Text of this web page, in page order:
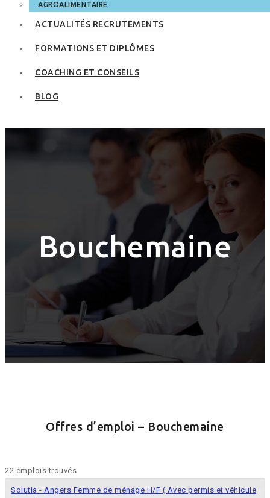
AGROALIMENTAIRE
ACTUALITÉS RECRUTEMENTS
FORMATIONS ET DIPLÔMES
COACHING ET CONSEILS
BLOG
Bouchemaine
Offres d’emploi – Bouchemaine
22 emplois trouvés
Solutia - Angers Femme de ménage H/F ( Avec permis et véhicule